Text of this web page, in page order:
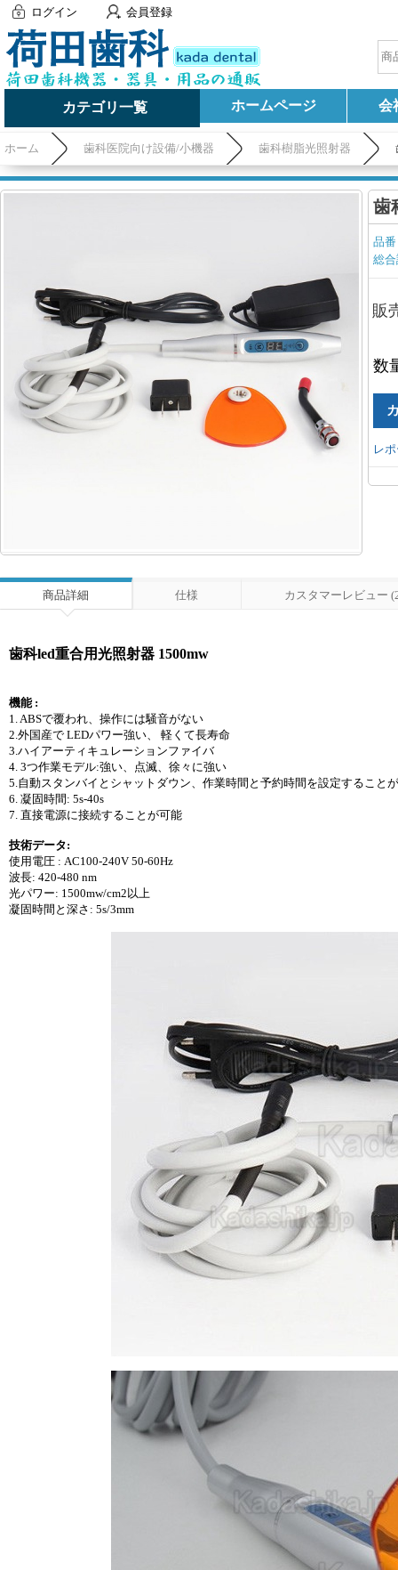
ログイン 会員登録
カテゴリ一覧 ホームページ 会
ホーム 歯科医院向け設備/小機器 歯科樹脂光照射器
歯
品
総
販
数
レ
商品詳細 仕様 カスタマーレビュー
歯科led重合用光照射器 1500mw
機能 :
1. ABSで覆われ、操作には騒音がない
2.外国産で LEDパワー強い、 軽くて長寿命
3.ハイアーティキュレーションファイバ
4. 3つ作業モデル:強い、点滅、徐々に強い
5.自動スタンバイとシャットダウン、作業時間と予約時間を設定すること
6. 凝固時間: 5s-40s
7. 直接電源に接続することが可能
技術データ:
使用電圧 : AC100-240V 50-60Hz
波長: 420-480 nm
光パワー: 1500mw/cm2以上
凝固時間と深さ: 5s/3mm